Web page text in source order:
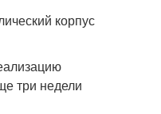
корпус
три недели